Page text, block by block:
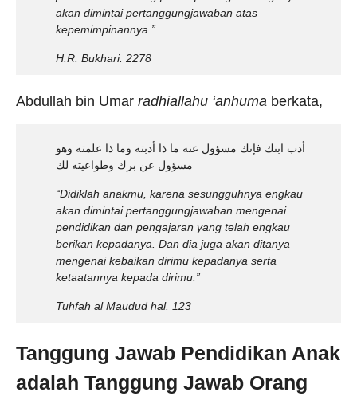
akan dimintai pertanggungjawaban atas
kepemimpinannya.”
H.R. Bukhari: 2278
Abdullah bin Umar radhiallahu ‘anhuma berkata,
أدب ابنك فإنك مسؤول عنه ما ذا أدبته وما ذا علمته وهو
مسؤول عن برك وطواعيته لك
“Didiklah anakmu, karena sesungguhnya engkau
akan dimintai pertanggungjawaban mengenai
pendidikan dan pengajaran yang telah engkau
berikan kepadanya. Dan dia juga akan ditanya
mengenai kebaikan dirimu kepadanya serta
ketaatannya kepada dirimu.”
Tuhfah al Maudud hal. 123
Tanggung Jawab Pendidikan Anak
adalah Tanggung Jawab Orang